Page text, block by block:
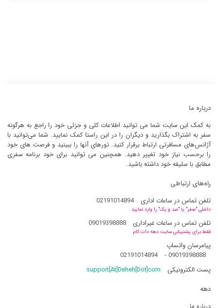
درباره ما
به کمک این سایت شما می توانید اطلاعات کلی و جزئی خود را راجع به هرگونه
سفر به اشتراک بگذارید و دیگران را در این راستا کمک نمایید. شما می‌توانید با
آژانس‌های مسافرتی ارتباط برقرار کنید. تورهای آنها را ببینید و فرصت های خود
را برحسب نیاز خود تغییر دهید. همچنین می توانید برای خود برنامه سفری
مطابق با سلیقه خود داشته باشید.
راه‌های ارتباطی
تلفن تماس در ساعات اداری
02191014894
داخلی "صفر" یا "صد و یک" را وارد نمایید
تلفن تماس در ساعات غیراداری 09019398888
فقط برای پشتیبانی سایت دهه دات کام
پیامرسان واتساپ
09019398888
-
02191014894
پست الکترونیکی
support[At]Deheh[Dot]com
دهه